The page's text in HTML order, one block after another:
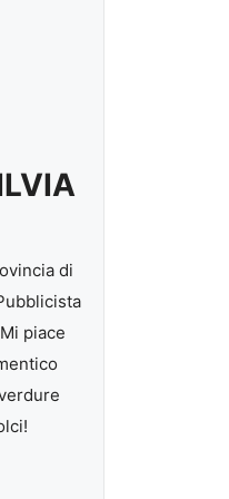
di
piace